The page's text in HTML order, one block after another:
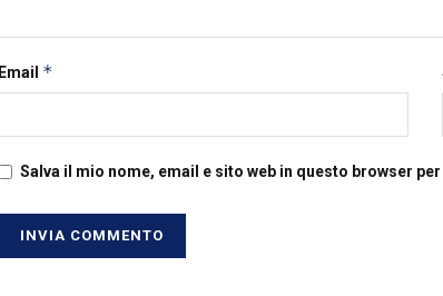
Email *
Salva il mio nome, email e sito web in questo browser